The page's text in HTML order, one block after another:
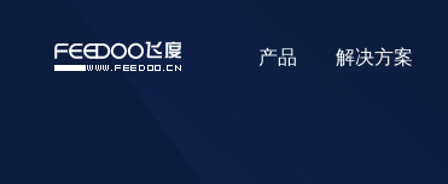
产品 解决方案